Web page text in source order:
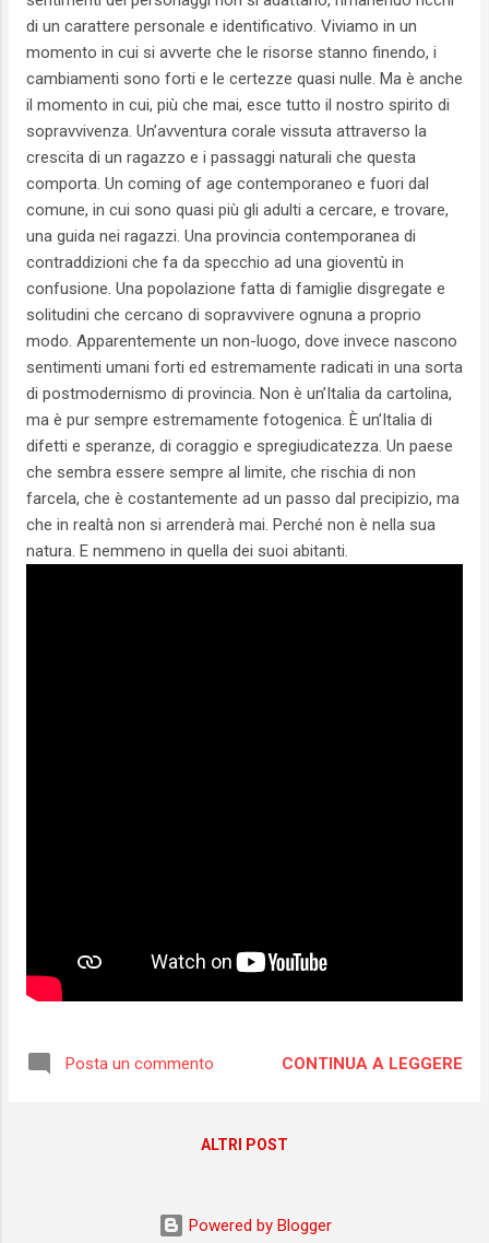
di un carattere personale e identificativo. Viviamo in un
momento in cui si avverte che le risorse stanno finendo, i
cambiamenti sono forti e le certezze quasi nulle. Ma è anche
il momento in cui, più che mai, esce tutto il nostro spirito di
sopravvivenza. Un’avventura corale vissuta attraverso la
crescita di un ragazzo e i passaggi naturali che questa
comporta. Un coming of age contemporaneo e fuori dal
comune, in cui sono quasi più gli adulti a cercare, e trovare,
una guida nei ragazzi. Una provincia contemporanea di
contraddizioni che fa da specchio ad una gioventù in
confusione. Una popolazione fatta di famiglie disgregate e
solitudini che cercano di sopravvivere ognuna a proprio
modo. Apparentemente un non-luogo, dove invece nascono
sentimenti umani forti ed estremamente radicati in una sorta
di postmodernismo di provincia. Non è un’Italia da cartolina,
ma è pur sempre estremamente fotogenica. È un’Italia di
difetti e speranze, di coraggio e spregiudicatezza. Un paese
che sembra essere sempre al limite, che rischia di non
farcela, che è costantemente ad un passo dal precipizio, ma
che in realtà non si arrenderà mai. Perché non è nella sua
natura. E nemmeno in quella dei suoi abitanti.
Posta un commento CONTINUA A LEGGERE
ALTRI POST
Powered by Blogger